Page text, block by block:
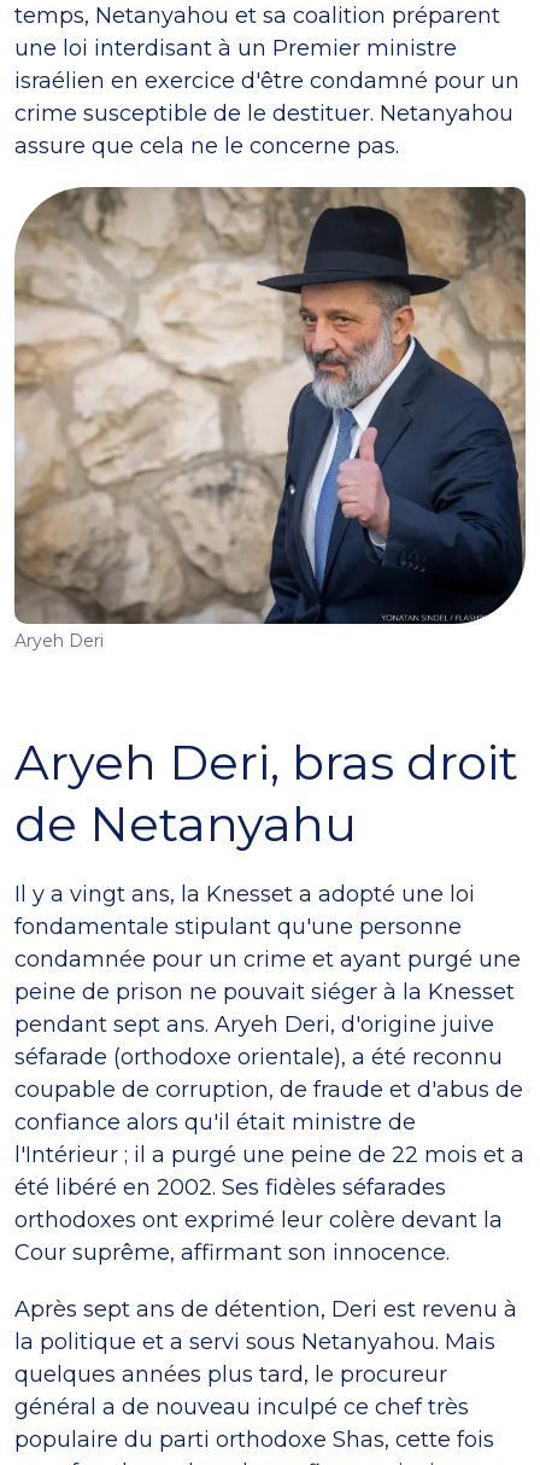
temps, Netanyahou et sa coalition préparent
une loi interdisant à un Premier ministre
israélien en exercice d'être condamné pour un
crime susceptible de le destituer. Netanyahou
assure que cela ne le concerne pas.
Aryeh Deri
Aryeh Deri, bras droit
de Netanyahu
Il y a vingt ans, la Knesset a adopté une loi
fondamentale stipulant qu'une personne
condamnée pour un crime et ayant purgé une
peine de prison ne pouvait siéger à la Knesset
pendant sept ans. Aryeh Deri, d'origine juive
séfarade (orthodoxe orientale), a été reconnu
coupable de corruption, de fraude et d'abus de
confiance alors qu'il était ministre de
l'Intérieur ; il a purgé une peine de 22 mois et a
été libéré en 2002. Ses fidèles séfarades
orthodoxes ont exprimé leur colère devant la
Cour suprême, affirmant son innocence.
Après sept ans de détention, Deri est revenu à
la politique et a servi sous Netanyahou. Mais
quelques années plus tard, le procureur
général a de nouveau inculpé ce chef très
populaire du parti orthodoxe Shas, cette fois